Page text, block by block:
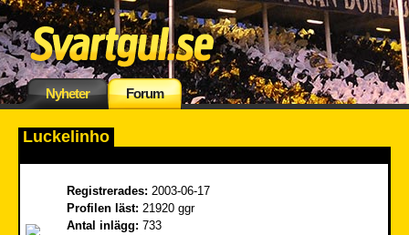
Nyheter Forum
Luckelinho
Registrerades: 2003-06-17
Profilen läst: 21920 ggr
Antal inlägg: 733